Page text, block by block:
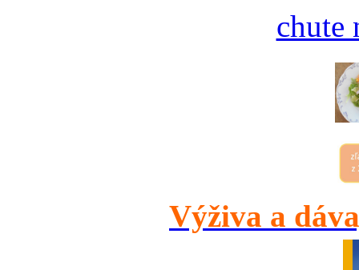
chute
Výživa a